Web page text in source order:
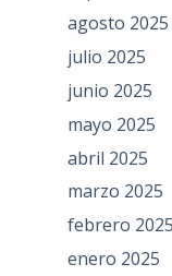
agosto 2025
julio 2025
junio 2025
mayo 2025
abril 2025
marzo 2025
febrero 2025
enero 2025